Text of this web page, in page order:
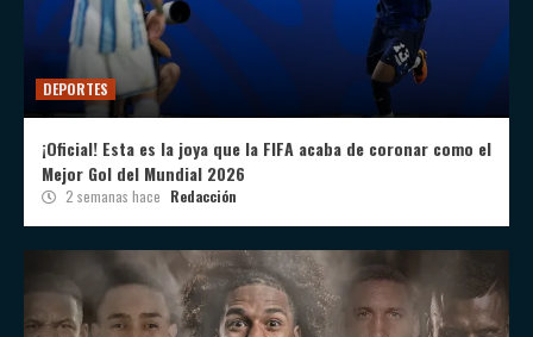
DEPORTES
¡Oficial! Esta es la joya que la FIFA acaba de coronar como el
Mejor Gol del Mundial 2026
2 semanas hace Redacción